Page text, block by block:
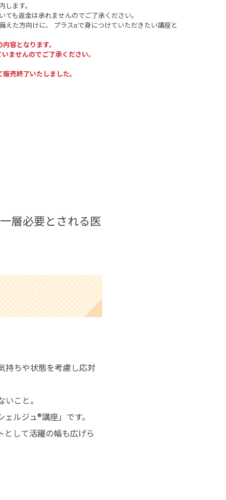
ます。
も返金は承れませんのでご了承ください。
えた方向けに、 プラスαで身につけていただきたい講座と
容となります。
ませんのでご了承ください。
売終了いたしました。
層必要とされる医
持ちや状態を考慮し応対
こと。
ルジュ®講座」です。
として活躍の幅も広げら